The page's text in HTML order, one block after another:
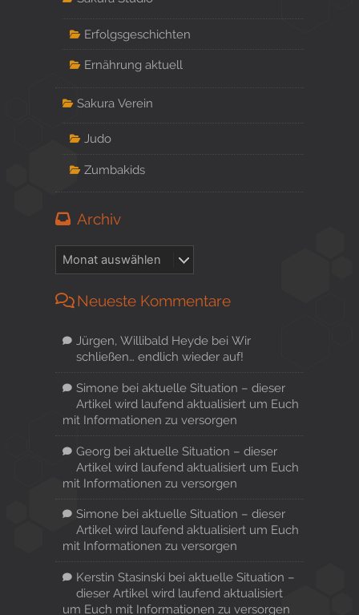
Erfolgsgeschichten
Ernährung aktuell
Sakura Verein
Judo
Zumbakids
Archiv
Neueste Kommentare
Jürgen, Willibald Heydebei Wir
schließen… endlich wieder auf!
Simonebei aktuelle Situation – dieser
Artikel wird laufend aktualisiert um Euch
mit Informationen zu versorgen
Georg bei aktuelle Situation – dieser
Artikel wird laufend aktualisiert um Euch
mit Informationen zu versorgen
Simonebei aktuelle Situation – dieser
Artikel wird laufend aktualisiert um Euch
mit Informationen zu versorgen
Kerstin Stasinski bei aktuelle Situation –
dieser Artikel wird laufend aktualisiert
um Euch mit Informationen zu versorgen